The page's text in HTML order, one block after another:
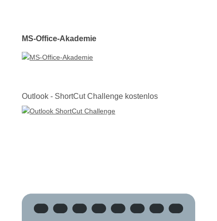
MS-Office-Akademie
Outlook - ShortCut Challenge kostenlos